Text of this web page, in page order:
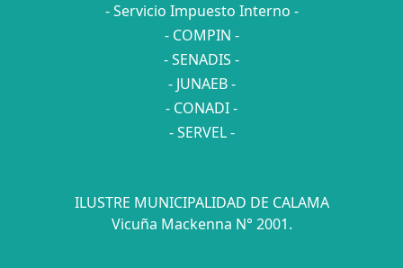
- Servicio Impuesto Interno -
- COMPIN -
- SENADIS -
- JUNAEB -
- CONADI -
- SERVEL -
ILUSTRE MUNICIPALIDAD DE CALAMA
Vicuña Mackenna N° 2001.